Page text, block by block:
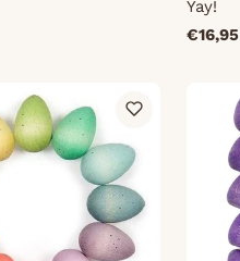
Yay!
€16,95